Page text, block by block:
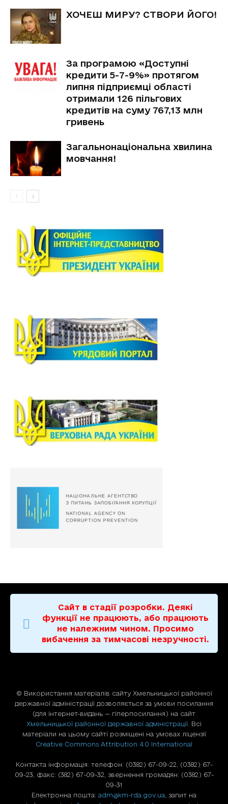
ХОЧЕШ МИРУ? СТВОРИ ЙОГО!
За програмою «Доступні
кредити 5-7-9%» протягом
липня підприємці області
отримали 126 пільгових
кредитів на суму 767,13 млн
гривень
Загальнонаціональна хвилина
мовчання!
Сайт в стадії розробки. Деякі
функції не працюють, або працюють
не належним чином. Просимо
вибачення за тимчасові незручності.
© Використання матерiалiв сайту Хмельницької районної
державної адміністрації дозволяється за умови посилання
(для iнтернет-видань — гiперпосилання) на сайт
Хмельницької районної державної адміністрації . Всі
матеріали на цьому сайті розміщені на умовах ліцензії
Creative Commons Attribution 4.0 International
Контакта інформація: телефон: (0382) 67-09-22, (0382) 67-
09-23, факс: (382) 67-09-32, звернення громадян: (0382) 67-
09-31
Електронна пошта: adm@km-rda.gov.ua , запит на